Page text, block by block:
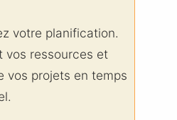
votre planification.
vos ressources et
vos projets en temps